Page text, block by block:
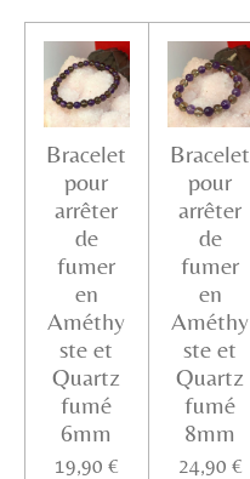
Bracelet
pour
arrêter
de
fumer
en
Améthy
ste et
Quartz
fumé
6mm
19,90 €
Bracelet
pour
arrêter
de
fumer
en
Améthy
ste et
Quartz
fumé
8mm
24,90 €